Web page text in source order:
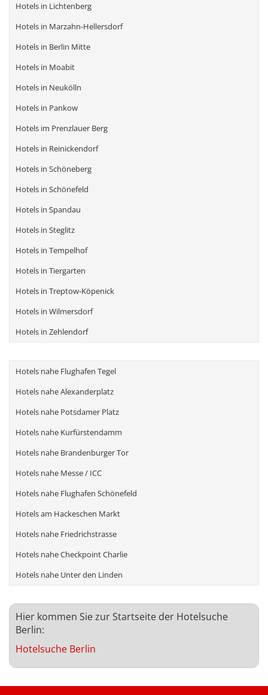
Hotels in Lichtenberg
Hotels in Marzahn-Hellersdorf
Hotels in Berlin Mitte
Hotels in Moabit
Hotels in Neukölln
Hotels in Pankow
Hotels im Prenzlauer Berg
Hotels in Reinickendorf
Hotels in Schöneberg
Hotels in Schönefeld
Hotels in Spandau
Hotels in Steglitz
Hotels in Tempelhof
Hotels in Tiergarten
Hotels in Treptow-Köpenick
Hotels in Wilmersdorf
Hotels in Zehlendorf
Hotels nahe Flughafen Tegel
Hotels nahe Alexanderplatz
Hotels nahe Potsdamer Platz
Hotels nahe Kurfürstendamm
Hotels nahe Brandenburger Tor
Hotels nahe Messe / ICC
Hotels nahe Flughafen Schönefeld
Hotels am Hackeschen Markt
Hotels nahe Friedrichstrasse
Hotels nahe Checkpoint Charlie
Hotels nahe Unter den Linden
Hier kommen Sie zur Startseite der Hotelsuche
Berlin:
Hotelsuche Berlin